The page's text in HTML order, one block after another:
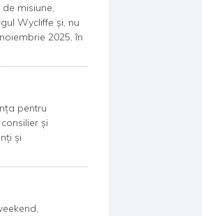
misiune,
Wycliffe și, nu
2025, în
pentru
și
și